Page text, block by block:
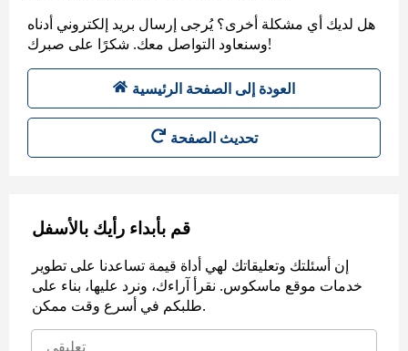
هل لديك أي مشكلة أخرى؟ يُرجى إرسال بريد إلكتروني أدناه
وسنعاود التواصل معك. شكرًا على صبرك!
العودة إلى الصفحة الرئيسية
تحديث الصفحة
قم بأبداء رأيك بالأسفل
إن أسئلتك وتعليقاتك لهي أداة قيمة تساعدنا على تطوير
خدمات موقع ماسكوس. نقرأ آراءك، ونرد عليها، بناء على
طلبكم في أسرع وقت ممكن.